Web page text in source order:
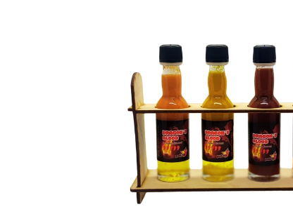
MANGOVO HOŘČIČNÁ OMÁČKA -
CAROLINA REAPER HP22B